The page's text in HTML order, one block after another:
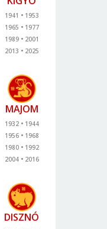
1941
1953
1965
1977
1989
2001
2013
2025
MAJOM
1932
1944
1956
1968
1980
1992
2004
2016
DISZNÓ